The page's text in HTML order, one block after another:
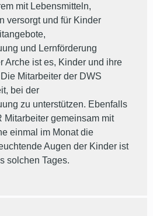
mit Lebensmitteln,
versorgt und für Kinder
und Lernförderung
Arche ist es, Kinder und ihre
Mitarbeiter der DWS
bei der
zu unterstützen. Ebenfalls
Mitarbeiter gemeinsam mit
einmal im Monat die
Augen der Kinder ist
solchen Tages.